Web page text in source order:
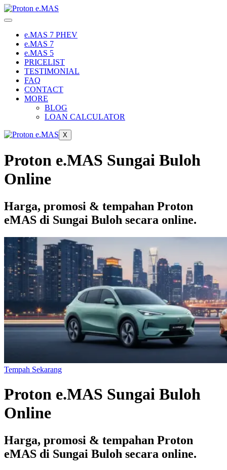
Skip
to
e.MAS 7 PHEV
e.MAS 7
e.MAS 5
PRICELIST
TESTIMONIAL
FAQ
CONTACT
MORE
BLOG
LOAN CALCULATOR
X
Proton e.MAS Sungai Buloh
Online
Harga, promosi & tempahan Proton
eMAS di Sungai Buloh secara online.
Tempah Sekarang
Proton e.MAS Sungai Buloh
Online
Harga, promosi & tempahan Proton
eMAS di Sungai Buloh secara online.